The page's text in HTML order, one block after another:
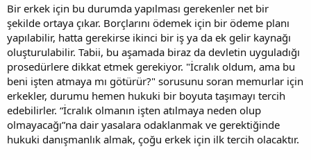
Bir erkek için bu durumda yapılması gerekenler net bir
şekilde ortaya çıkar. Borçlarını ödemek için bir ödeme planı
yapılabilir, hatta gerekirse ikinci bir iş ya da ek gelir kaynağı
oluşturulabilir. Tabii, bu aşamada biraz da devletin uyguladığı
prosedürlere dikkat etmek gerekiyor. "İcralık oldum, ama bu
beni işten atmaya mı götürür?" sorusunu soran memurlar için
erkekler, durumu hemen hukuki bir boyuta taşımayı tercih
edebilirler. “İcralık olmanın işten atılmaya neden olup
olmayacağı”na dair yasalara odaklanmak ve gerektiğinde
hukuki danışmanlık almak, çoğu erkek için ilk tercih olacaktır.